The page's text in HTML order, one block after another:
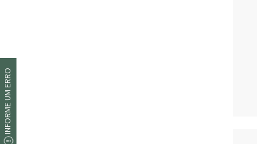
INFORME UM ERRO